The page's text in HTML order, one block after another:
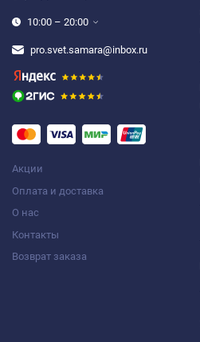
10:00 – 20:00
pro.svet.samara@inbox.ru
Акции
Оплата и доставка
О нас
Контакты
Возврат заказа